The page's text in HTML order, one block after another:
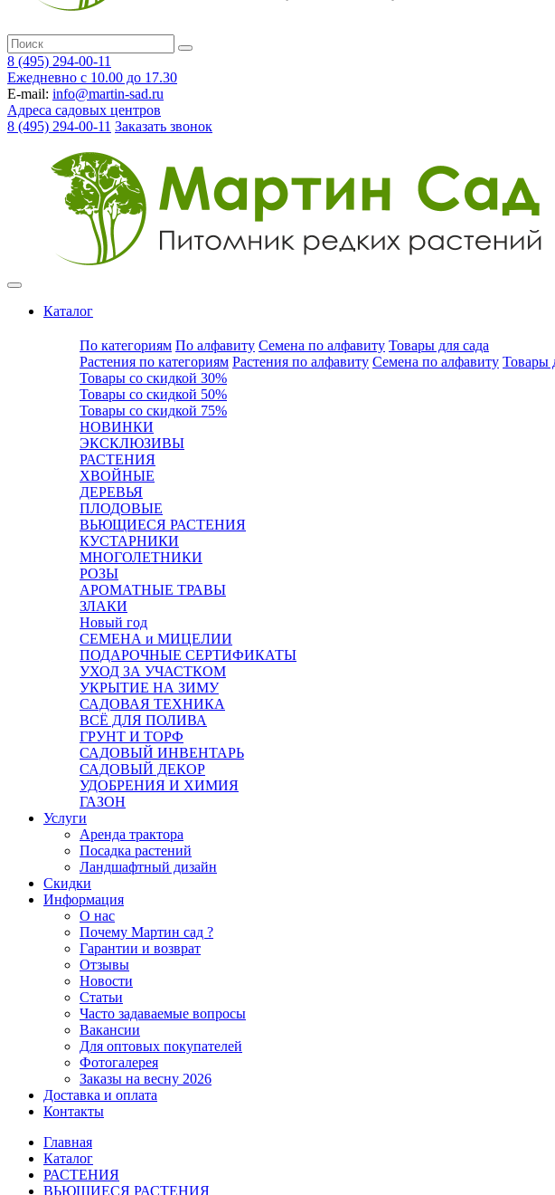
8 (495) 294-00-11
Ежедневно с 10.00 до 17.30
E-mail: info@martin-sad.ru
Адреса садовых центров
8 (495) 294-00-11 Заказать звонок
Каталог
По категориям По алфавиту Семена по алфавиту Товары для сада
Растения по категориям Растения по алфавиту Семена по алфавиту Товары
Товары со скидкой 30%
Товары со скидкой 50%
Товары со скидкой 75%
НОВИНКИ
ЭКСКЛЮЗИВЫ
РАСТЕНИЯ
ХВОЙНЫЕ
ДЕРЕВЬЯ
ПЛОДОВЫЕ
ВЬЮЩИЕСЯ РАСТЕНИЯ
КУСТАРНИКИ
МНОГОЛЕТНИКИ
РОЗЫ
АРОМАТНЫЕ ТРАВЫ
ЗЛАКИ
Новый год
СЕМЕНА и МИЦЕЛИИ
ПОДАРОЧНЫЕ СЕРТИФИКАТЫ
УХОД ЗА УЧАСТКОМ
УКРЫТИЕ НА ЗИМУ
САДОВАЯ ТЕХНИКА
ВСЁ ДЛЯ ПОЛИВА
ГРУНТ И ТОРФ
САДОВЫЙ ИНВЕНТАРЬ
САДОВЫЙ ДЕКОР
УДОБРЕНИЯ И ХИМИЯ
ГАЗОН
Услуги
Аренда трактора
Посадка растений
Ландшафтный дизайн
Скидки
Информация
О нас
Почему Мартин сад ?
Гарантии и возврат
Отзывы
Новости
Статьи
Часто задаваемые вопросы
Вакансии
Для оптовых покупателей
Фотогалерея
Заказы на весну 2026
Доставка и оплата
Контакты
Главная
Каталог
РАСТЕНИЯ
ВЬЮЩИЕСЯ РАСТЕНИЯ